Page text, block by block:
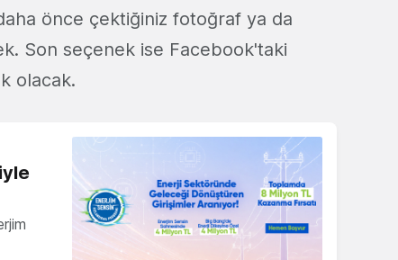
önce çektiğiniz fotoğraf ya da
Son seçenek ise Facebook'taki
olacak.